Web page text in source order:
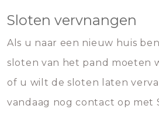
Sloten vervnangen
Als u naar een nieuw huis
sloten van het pand moeten
of u wilt de sloten laten
vandaag nog contact op met